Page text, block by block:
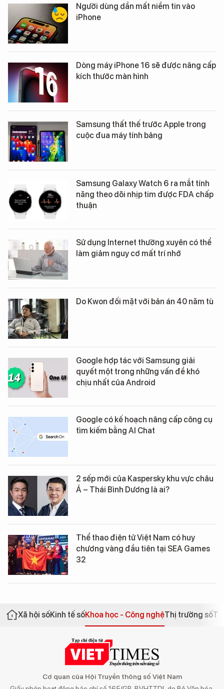
Người dùng dần mất niềm tin vào
iPhone
Dòng máy iPhone 16 sẽ được nâng cấp
kích thước màn hình
Samsung thất thế trước Apple trong
cuộc đua máy tính bảng
Samsung Galaxy Watch 6 ra mắt tính
năng theo dõi nhịp tim được FDA chấp
thuận
Sử dụng Internet thường xuyên có thể
làm giảm nguy cơ mất trí nhớ
Do Kwon đối mặt với bản án 40 năm tù
Google hợp tác với Samsung giải
quyết một trong những vấn đề khó
chịu nhất của Android
Google có kế hoạch nâng cấp công cụ
tìm kiếm bằng AI Chat
2 sếp mới của Kaspersky khu vực châu
Á – Thái Bình Dương là ai?
Thể thao điện tử Việt Nam có huy
chương vàng đầu tiên tại SEA Games
32
Xã hội sốKinh tế sốKhoa học - Công nghệThị trường số
Cơ quan của Hội Truyền thông số Việt Nam